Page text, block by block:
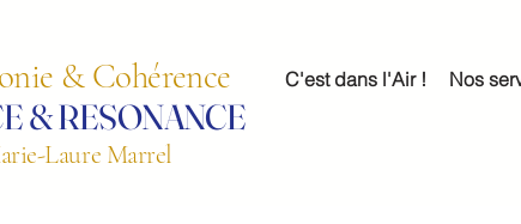
& Cohérence
& RESONANCE
Laure Marrel
C'est dans l'Air ! Nos